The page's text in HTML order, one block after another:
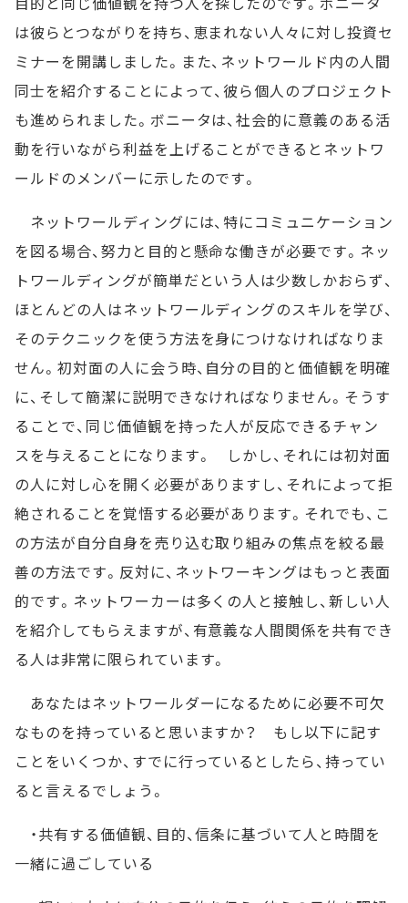
は彼らとつながりを持ち、恵まれない人々に対し投資セ
ミナーを開講しました。また、ネットワールド内の人間
同士を紹介することによって、彼ら個人のプロジェクト
も進められました。ボニータは、社会的に意義のある活
動を行いながら利益を上げることができるとネットワ
ールドのメンバーに示したのです。
ネットワールディングには、特にコミュニケーション
を図る場合、努力と目的と懸命な働きが必要です。ネッ
トワールディングが簡単だという人は少数しかおらず、
ほとんどの人はネットワールディングのスキルを学び、
そのテクニックを使う方法を身につけなければなりま
せん。初対面の人に会う時、自分の目的と価値観を明確
に、そして簡潔に説明できなければなりません。そうす
ることで、同じ価値観を持った人が反応できるチャン
スを与えることになります。 しかし、それには初対面
の人に対し心を開く必要がありますし、それによって拒
絶されることを覚悟する必要があります。それでも、こ
の方法が自分自身を売り込む取り組みの焦点を絞る最
善の方法です。反対に、ネットワーキングはもっと表面
的です。ネットワーカーは多くの人と接触し、新しい人
を紹介してもらえますが、有意義な人間関係を共有でき
る人は非常に限られています。
あなたはネットワールダーになるために必要不可欠
なものを持っていると思いますか？ もし以下に記す
ことをいくつか、すでに行っているとしたら、持ってい
ると言えるでしょう。
・共有する価値観、目的、信条に基づいて人と時間を
一緒に過ごしている